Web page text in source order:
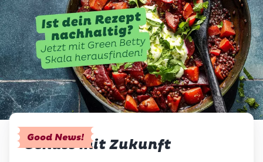
Good News!
Genuss mit Zukunft